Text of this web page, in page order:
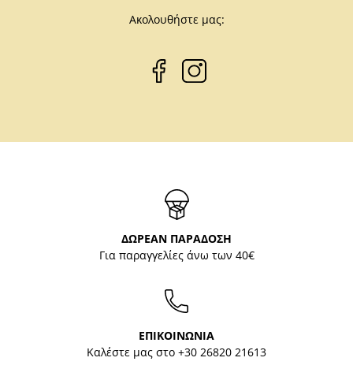
Ακολουθήστε μας:
ΔΩΡΕΑΝ ΠΑΡΑΔΟΣΗ
Για παραγγελίες άνω των 40€
ΕΠΙΚΟΙΝΩΝΙΑ
Καλέστε μας στο +30 26820 21613